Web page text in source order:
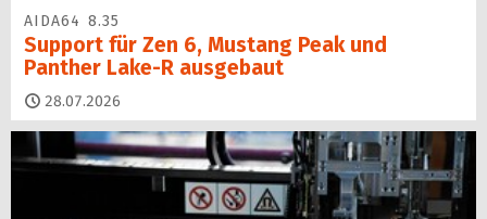
AIDA64 8.35
Support für Zen 6, Mustang Peak und
Panther Lake-R ausgebaut
28.07.2026